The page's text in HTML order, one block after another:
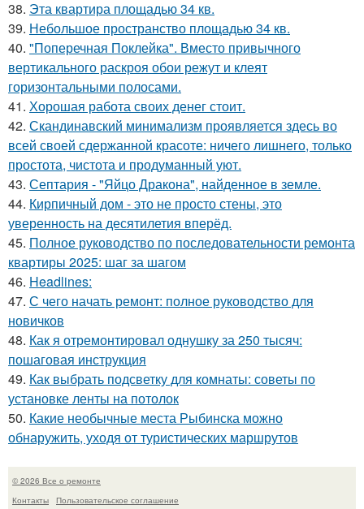
38. Эта квартира площадью 34 кв.
39. Небольшое пространство площадью 34 кв.
40. "Поперечная Поклейка". Вместо привычного
вертикального раскроя обои режут и клеят
горизонтальными полосами.
41. Хорошая работа своих денег стоит.
42. Скандинавский минимализм проявляется здесь во
всей своей сдержанной красоте: ничего лишнего, только
простота, чистота и продуманный уют.
43. Септария - "Яйцо Дракона", найденное в земле.
44. Кирпичный дом - это не просто стены, это
уверенность на десятилетия вперёд.
45. Полное руководство по последовательности ремонта
квартиры 2025: шаг за шагом
46. Headlines:
47. С чего начать ремонт: полное руководство для
новичков
48. Как я отремонтировал однушку за 250 тысяч:
пошаговая инструкция
49. Как выбрать подсветку для комнаты: советы по
установке ленты на потолок
50. Какие необычные места Рыбинска можно
обнаружить, уходя от туристических маршрутов
© 2026 Все о ремонте
Контакты
Пользовательское соглашение